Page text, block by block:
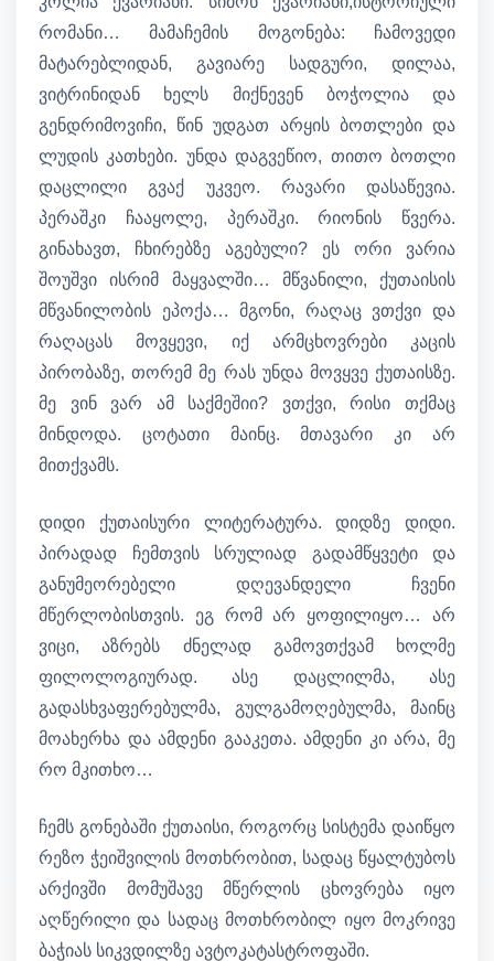
რომანი… მამაჩემის მოგონება: ჩამოვედი
მატარებლიდან, გავიარე სადგური, დილაა,
ვიტრინიდან ხელს მიქნევენ ბოჭოლია და
გენდრიმოვიჩი, წინ უდგათ არყის ბოთლები და
ლუდის კათხები. უნდა დაგვეწიო, თითო ბოთლი
დაცლილი გვაქ უკვეო. რავარი დასაწევია.
პერაშკი ჩააყოლე, პერაშკი. რიონის წვერა.
გინახავთ, ჩხირებზე აგებული? ეს ორი ვარია
შოუშვი ისრიმ მაყვალში… მწვანილი, ქუთაისის
მწვანილობის ეპოქა… მგონი, რაღაც ვთქვი და
რაღაცას მოვყევი, იქ არმცხოვრები კაცის
პირობაზე, თორემ მე რას უნდა მოვყვე ქუთაისზე.
მე ვინ ვარ ამ საქმეშიი? ვთქვი, რისი თქმაც
მინდოდა. ცოტათი მაინც. მთავარი კი არ
მითქვამს.
დიდი ქუთაისური ლიტერატურა. დიდზე დიდი.
პირადად ჩემთვის სრულიად გადამწყვეტი და
განუმეორებელი დღევანდელი ჩვენი
მწერლობისთვის. ეგ რომ არ ყოფილიყო… არ
ვიცი, აზრებს ძნელად გამოვთქვამ ხოლმე
ფილოლოგიურად. ასე დაცლილმა, ასე
გადასხვაფერებულმა, გულგამოღებულმა, მაინც
მოახერხა და ამდენი გააკეთა. ამდენი კი არა, მე
რო მკითხო…
ჩემს გონებაში ქუთაისი, როგორც სისტემა დაიწყო
რეზო ჭეიშვილის მოთხრობით, სადაც წყალტუბოს
არქივში მომუშავე მწერლის ცხოვრება იყო
აღწერილი და სადაც მოთხრობილ იყო მოკრივე
ბაჭიას სიკვდილზე ავტოკატასტროფაში.